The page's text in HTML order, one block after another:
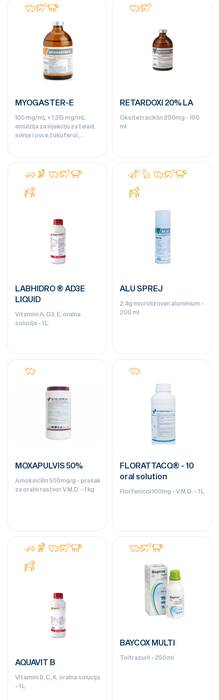
MYOGASTER-E
100 mg/mL + 1,315 mg/mL
emulzija za injekciju za telad,
svinje i ovce,tokoferol,
RETARDOXI 20% LA
Oksitetraciklin 200mg - 100
ml
LABHIDRO ® AD3E
LIQUID
Vitamini A, D3, E, oralna
solucija - 1 L
ALU SPREJ
2.4g microlizovan aluminium -
200 ml
MOXAPULVIS 50%
Amoksicilin 500mg/g - prašak
za oralni rastvor V.M.D. - 1 kg
FLORATTACQ® - 10
oral solution
Florfenicol 100mg - V.M.D. - 1 L
AQUAVIT B
Vitamini B, C, K, oralna solucija
- 1 L
BAYCOX MULTI
Toltrazuril - 250 ml